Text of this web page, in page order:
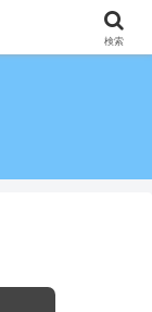
い！を叶える劇団！
検索